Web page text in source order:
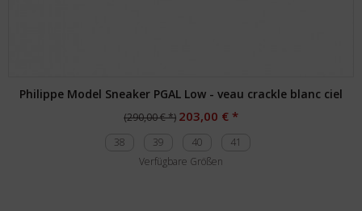
Philippe Model Sneaker PGAL Low - veau crackle blanc ciel
(290,00 € *) 203,00 € *
38 39 40
41
Verfügbare Größen